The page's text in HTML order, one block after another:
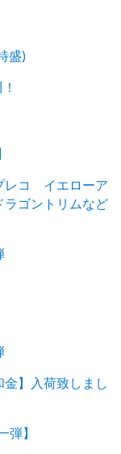
盛)
レコ イエローア
ゴントリムなど
金】入荷致しまし
】